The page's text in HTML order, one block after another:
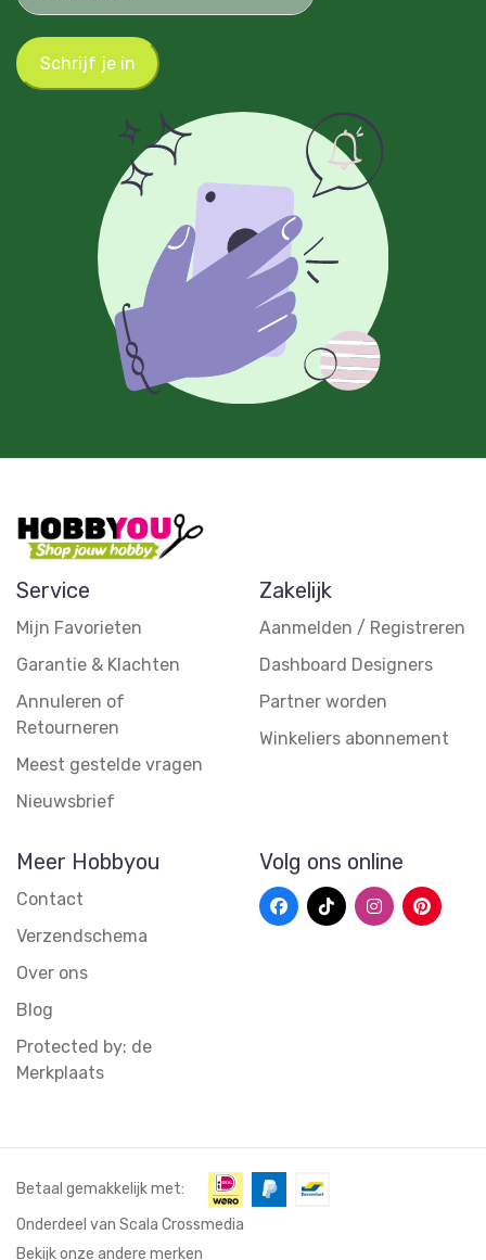
Schrijf je in
Service
Mijn Favorieten
Garantie & Klachten
Annuleren of
Retourneren
Meest gestelde vragen
Nieuwsbrief
Zakelijk
Aanmelden / Registreren
Dashboard Designers
Partner worden
Winkeliers abonnement
Meer Hobbyou
Contact
Verzendschema
Over ons
Blog
Protected by: de
Merkplaats
Volg ons online
Onderdeel van Scala Crossmedia
Bekijk onze andere merken
Betaal gemakkelijk met: